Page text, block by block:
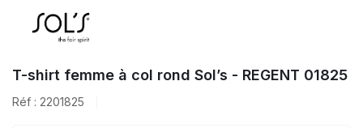
T-shirt femme à col rond Sol’s - REGENT 01825
Réf : 2201825